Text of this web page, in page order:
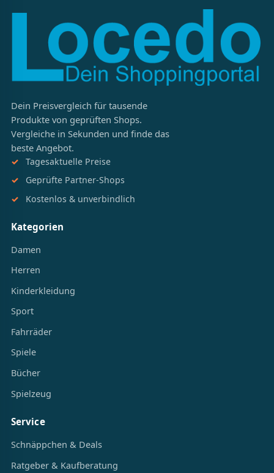
Dein Preisvergleich für tausende
Produkte von geprüften Shops.
Vergleiche in Sekunden und finde das
beste Angebot.
Tagesaktuelle Preise
Geprüfte Partner-Shops
Kostenlos & unverbindlich
Kategorien
Damen
Herren
Kinderkleidung
Sport
Fahrräder
Spiele
Bücher
Spielzeug
Service
Schnäppchen & Deals
Ratgeber & Kaufberatung